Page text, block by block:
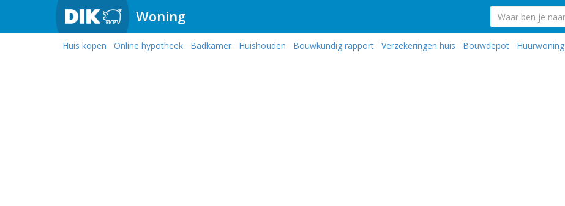
Woning
Huis kopen Online hypotheek Badkamer Huishouden Bouwkundig rapport Verzekeringen huis Bouwdepot Huurwoning